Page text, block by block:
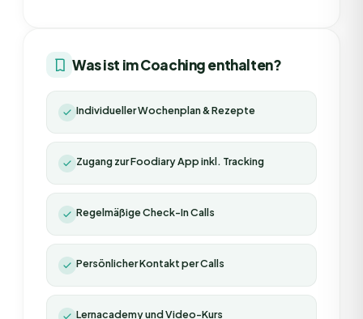
Was ist im Coaching enthalten?
Individueller Wochenplan & Rezepte
Zugang zur Foodiary App inkl. Tracking
Regelmäßige Check-In Calls
Persönlicher Kontakt per Calls
Lernacademy und Video-Kurs